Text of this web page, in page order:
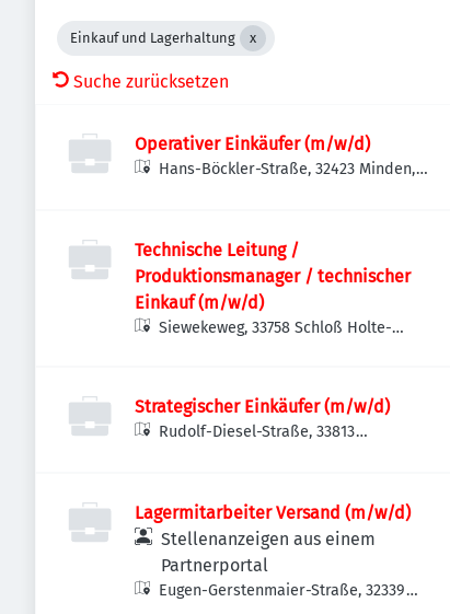
Einkauf und Lagerhaltung
Suche zurücksetzen
Operativer Einkäufer (m/w/d)
Hans-Böckler-Straße, 32423 Minden,
Technische Leitung /
Produktionsmanager / technischer
Einkauf (m/w/d)
Siewekeweg, 33758 Schloß Holte-
Strategischer Einkäufer (m/w/d)
Rudolf-Diesel-Straße, 33813
Lagermitarbeiter Versand (m/w/d)
Stellenanzeigen aus einem
Partnerportal
Eugen-Gerstenmaier-Straße, 32339